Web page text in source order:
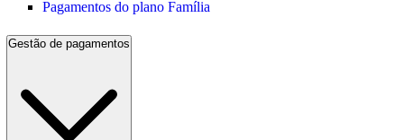
Pagamentos do plano Família
Gestão de pagamentos